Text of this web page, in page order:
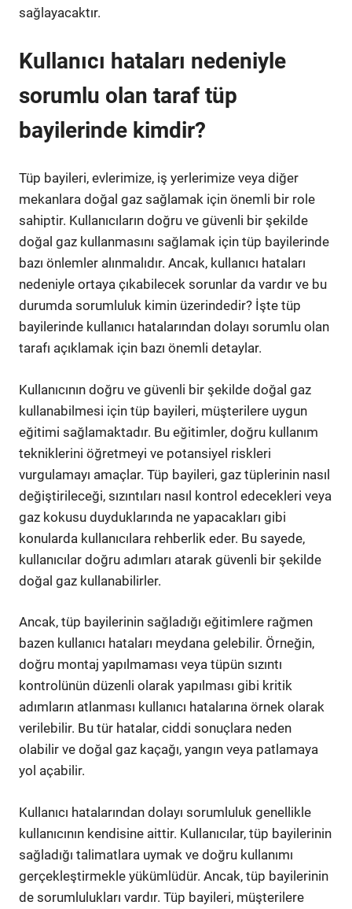
sağlayacaktır.
Kullanıcı hataları nedeniyle
sorumlu olan taraf tüp
bayilerinde kimdir?
Tüp bayileri, evlerimize, iş yerlerimize veya diğer
mekanlara doğal gaz sağlamak için önemli bir role
sahiptir. Kullanıcıların doğru ve güvenli bir şekilde
doğal gaz kullanmasını sağlamak için tüp bayilerinde
bazı önlemler alınmalıdır. Ancak, kullanıcı hataları
nedeniyle ortaya çıkabilecek sorunlar da vardır ve bu
durumda sorumluluk kimin üzerindedir? İşte tüp
bayilerinde kullanıcı hatalarından dolayı sorumlu olan
tarafı açıklamak için bazı önemli detaylar.
Kullanıcının doğru ve güvenli bir şekilde doğal gaz
kullanabilmesi için tüp bayileri, müşterilere uygun
eğitimi sağlamaktadır. Bu eğitimler, doğru kullanım
tekniklerini öğretmeyi ve potansiyel riskleri
vurgulamayı amaçlar. Tüp bayileri, gaz tüplerinin nasıl
değiştirileceği, sızıntıları nasıl kontrol edecekleri veya
gaz kokusu duyduklarında ne yapacakları gibi
konularda kullanıcılara rehberlik eder. Bu sayede,
kullanıcılar doğru adımları atarak güvenli bir şekilde
doğal gaz kullanabilirler.
Ancak, tüp bayilerinin sağladığı eğitimlere rağmen
bazen kullanıcı hataları meydana gelebilir. Örneğin,
doğru montaj yapılmaması veya tüpün sızıntı
kontrolünün düzenli olarak yapılması gibi kritik
adımların atlanması kullanıcı hatalarına örnek olarak
verilebilir. Bu tür hatalar, ciddi sonuçlara neden
olabilir ve doğal gaz kaçağı, yangın veya patlamaya
yol açabilir.
Kullanıcı hatalarından dolayı sorumluluk genellikle
kullanıcının kendisine aittir. Kullanıcılar, tüp bayilerinin
sağladığı talimatlara uymak ve doğru kullanımı
gerçekleştirmekle yükümlüdür. Ancak, tüp bayilerinin
de sorumlulukları vardır. Tüp bayileri, müşterilere